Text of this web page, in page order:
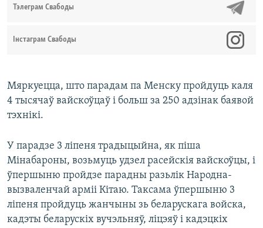
Тэлеграм Свабоды
Інстаграм Свабоды
Мяркуецца, што парадам па Менску пройдуць каля
4 тысячаў вайскоўцаў і больш за 250 адзінак баявой
тэхнікі.
У парадзе 3 ліпеня традыцыйна, як піша
Мінабароны, возьмуць удзел расейскія вайскоўцы, і
ўпершыню пройдзе парадны разьлік Народна-
вызваленчай арміі Кітаю. Таксама ўпершыню 3
ліпеня пройдуць жанчыны зь беларускага войска,
кадэты беларускіх вучэльняў, ліцэяў і кадэцкіх